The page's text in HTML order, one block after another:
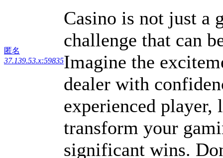
匿名
37.139.53.x:59835
Casino is not just a
challenge that can
Imagine the
dealer with
experienced
transform your
significant wins.